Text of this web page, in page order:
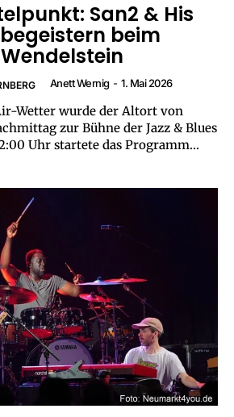
San2 & His
beim
Anett Wernig - 1. Mai 2026
Wetter wurde der Altort von
zur Bühne der Jazz & Blues
Uhr startete das Programm...